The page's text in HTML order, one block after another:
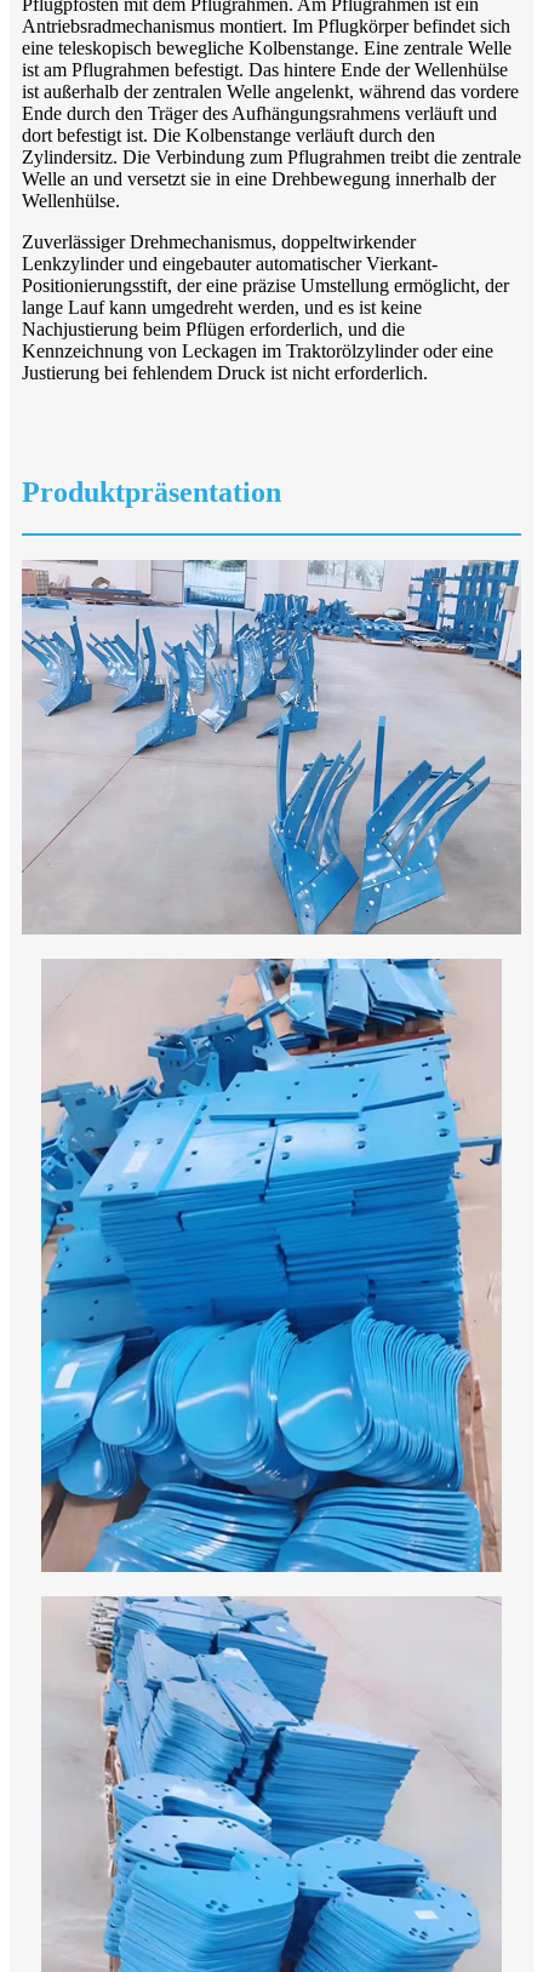
Antriebsradmechanismus montiert. Im Pflugkörper befindet sich
eine teleskopisch bewegliche Kolbenstange. Eine zentrale Welle
ist am Pflugrahmen befestigt. Das hintere Ende der Wellenhülse
ist außerhalb der zentralen Welle angelenkt, während das vordere
Ende durch den Träger des Aufhängungsrahmens verläuft und
dort befestigt ist. Die Kolbenstange verläuft durch den
Zylindersitz. Die Verbindung zum Pflugrahmen treibt die zentrale
Welle an und versetzt sie in eine Drehbewegung innerhalb der
Wellenhülse.
Zuverlässiger Drehmechanismus, doppeltwirkender
Lenkzylinder und eingebauter automatischer Vierkant-
Positionierungsstift, der eine präzise Umstellung ermöglicht, der
lange Lauf kann umgedreht werden, und es ist keine
Nachjustierung beim Pflügen erforderlich, und die
Kennzeichnung von Leckagen im Traktorölzylinder oder eine
Justierung bei fehlendem Druck ist nicht erforderlich.
Produktpräsentation